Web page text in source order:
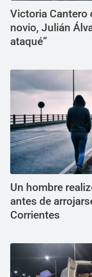
Victoria Cantero
novio, Julián
ataqué”
Un hombre
antes de
Corrientes